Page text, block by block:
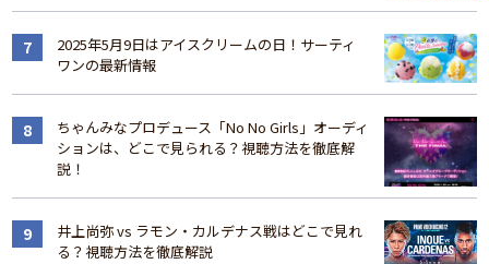
2025年5月9日はアイスクリームの日！サーティ
ワンの最新情報
ちゃんみなプロデュース「No No Girls」オーディ
ションは、どこで見られる？視聴方法を徹底解
説！
井上尚弥 vs ラモン・カルデナス戦はどこで見れ
る？視聴方法を徹底解説